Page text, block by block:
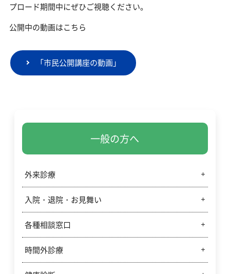
プロード期間中にぜひご視聴ください。
公開中の動画はこちら
「市民公開講座の動画」
一般の方へ
外来診療
診療科別週間予定表
休診案内
外来診療のご案内
紹介状について
入院・退院・お見舞い
入院・面会のご案内
お見舞いメールサービスのご案内
退院・転院の支援
各種相談窓口
各種相談窓口
時間外診療